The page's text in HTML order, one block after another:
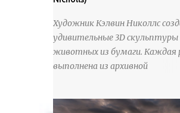
Художник Кэлвин Николлс
удивительные 3D скульптуры
животных из бумаги. Каждая
выполнена из архивной
выцветание. Николлс